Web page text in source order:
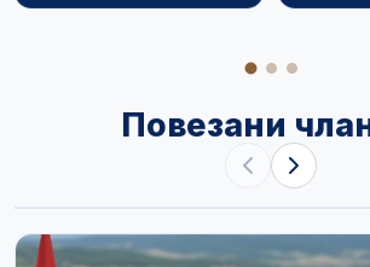
Повезани